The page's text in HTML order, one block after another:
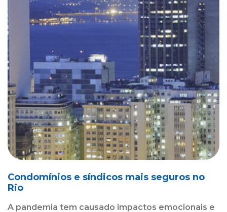
Condomínios e síndicos mais seguros no
Rio
A pandemia tem causado impactos emocionais e